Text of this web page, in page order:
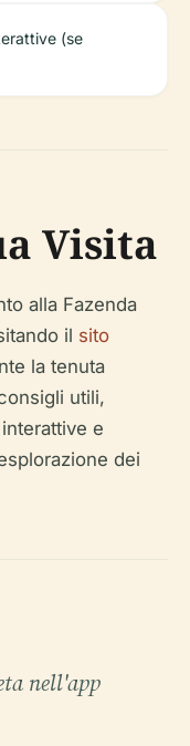
(se
Visita
alla Fazenda
il sito
la tenuta
utili,
e
dei
nell'app